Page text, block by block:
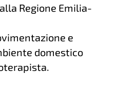
Regione Emilia-
e
domestico